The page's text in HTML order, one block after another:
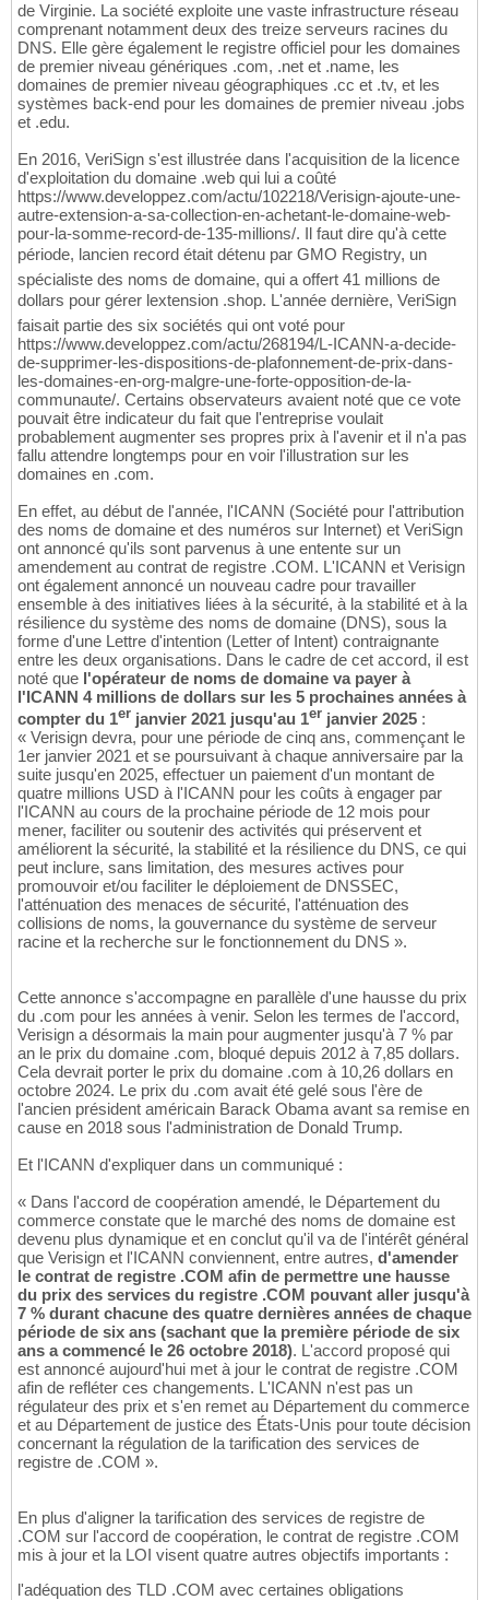
de Virginie. La société exploite une vaste infrastructure réseau
comprenant notamment deux des treize serveurs racines du
DNS. Elle gère également le registre officiel pour les domaines
de premier niveau génériques .com, .net et .name, les
domaines de premier niveau géographiques .cc et .tv, et les
systèmes back-end pour les domaines de premier niveau .jobs
et .edu.
En 2016, VeriSign s'est illustrée dans l'acquisition de la licence
d'exploitation du domaine .web qui lui a coûté
https://www.developpez.com/actu/102218/Verisign-ajoute-une-
autre-extension-a-sa-collection-en-achetant-le-domaine-web-
pour-la-somme-record-de-135-millions/. Il faut dire qu'à cette
période, lancien record était détenu par GMO Registry, un
spécialiste des noms de domaine, qui a offert 41 millions de
dollars pour gérer lextension .shop. L'année dernière, VeriSign
faisait partie des six sociétés qui ont voté pour
https://www.developpez.com/actu/268194/L-ICANN-a-decide-
de-supprimer-les-dispositions-de-plafonnement-de-prix-dans-
les-domaines-en-org-malgre-une-forte-opposition-de-la-
communaute/. Certains observateurs avaient noté que ce vote
pouvait être indicateur du fait que l'entreprise voulait
probablement augmenter ses propres prix à l'avenir et il n'a pas
fallu attendre longtemps pour en voir l'illustration sur les
domaines en .com.
En effet, au début de l'année, l'ICANN (Société pour l'attribution
des noms de domaine et des numéros sur Internet) et VeriSign
ont annoncé qu'ils sont parvenus à une entente sur un
amendement au contrat de registre .COM. L'ICANN et Verisign
ont également annoncé un nouveau cadre pour travailler
ensemble à des initiatives liées à la sécurité, à la stabilité et à la
résilience du système des noms de domaine (DNS), sous la
forme d'une Lettre d'intention (Letter of Intent) contraignante
entre les deux organisations. Dans le cadre de cet accord, il est
noté que l'opérateur de noms de domaine va payer à
l'ICANN 4 millions de dollars sur les 5 prochaines années à
compter du 1er janvier 2021 jusqu'au 1er janvier 2025 :
« Verisign devra, pour une période de cinq ans, commençant le
1er janvier 2021 et se poursuivant à chaque anniversaire par la
suite jusqu'en 2025, effectuer un paiement d'un montant de
quatre millions USD à l'ICANN pour les coûts à engager par
l'ICANN au cours de la prochaine période de 12 mois pour
mener, faciliter ou soutenir des activités qui préservent et
améliorent la sécurité, la stabilité et la résilience du DNS, ce qui
peut inclure, sans limitation, des mesures actives pour
promouvoir et/ou faciliter le déploiement de DNSSEC,
l'atténuation des menaces de sécurité, l'atténuation des
collisions de noms, la gouvernance du système de serveur
racine et la recherche sur le fonctionnement du DNS ».
Cette annonce s'accompagne en parallèle d'une hausse du prix
du .com pour les années à venir. Selon les termes de l'accord,
Verisign a désormais la main pour augmenter jusqu'à 7 % par
an le prix du domaine .com, bloqué depuis 2012 à 7,85 dollars.
Cela devrait porter le prix du domaine .com à 10,26 dollars en
octobre 2024. Le prix du .com avait été gelé sous l'ère de
l'ancien président américain Barack Obama avant sa remise en
cause en 2018 sous l'administration de Donald Trump.
Et l'ICANN d'expliquer dans un communiqué :
« Dans l'accord de coopération amendé, le Département du
commerce constate que le marché des noms de domaine est
devenu plus dynamique et en conclut qu'il va de l'intérêt général
que Verisign et l'ICANN conviennent, entre autres, d'amender
le contrat de registre .COM afin de permettre une hausse
du prix des services du registre .COM pouvant aller jusqu'à
7 % durant chacune des quatre dernières années de chaque
période de six ans (sachant que la première période de six
ans a commencé le 26 octobre 2018). L'accord proposé qui
est annoncé aujourd'hui met à jour le contrat de registre .COM
afin de refléter ces changements. L'ICANN n'est pas un
régulateur des prix et s'en remet au Département du commerce
et au Département de justice des États-Unis pour toute décision
concernant la régulation de la tarification des services de
registre de .COM ».
En plus d'aligner la tarification des services de registre de
.COM sur l'accord de coopération, le contrat de registre .COM
mis à jour et la LOI visent quatre autres objectifs importants :
l'adéquation des TLD .COM avec certaines obligations